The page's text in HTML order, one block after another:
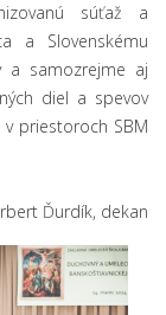
súťaž a
a Slovenskému
a samozrejme aj
diel a spevov
priestoroch SBM
Ďurdík, dekan